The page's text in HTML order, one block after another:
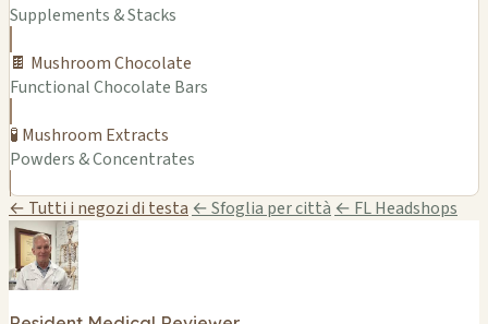
Supplements & Stacks
🍫 Mushroom Chocolate
Functional Chocolate Bars
🧪 Mushroom Extracts
Powders & Concentrates
← Tutti i negozi di testa ← Sfoglia per città ← FL Headshops